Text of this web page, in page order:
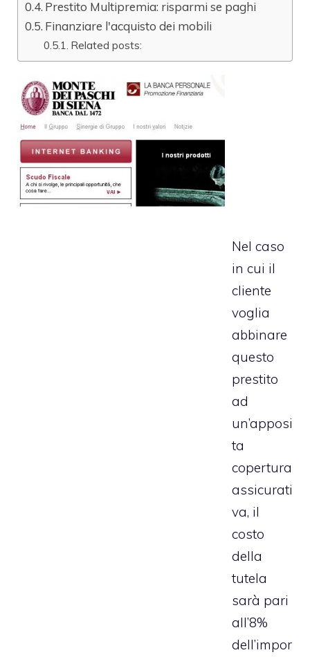
Prestito Multipremia: risparmi se paghi
Finanziare l'acquisto dei mobili
Related posts:
Nel caso
in cui il
cliente
voglia
abbinare
questo
prestito
ad
un’apposi
ta
copertura
assicurati
va, il
costo
della
tutela
sarà pari
all’8%
dell’impor